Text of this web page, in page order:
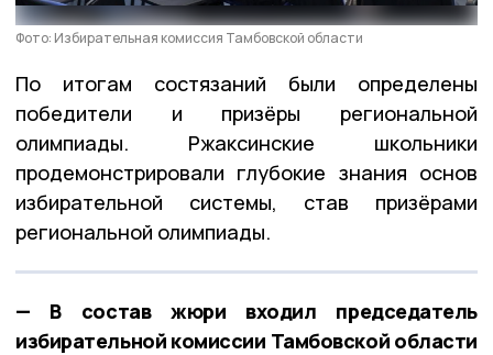
Фото: Избирательная комиссия Тамбовской области
По итогам состязаний были определены
победители и призёры региональной
олимпиады. Ржаксинские школьники
продемонстрировали глубокие знания основ
избирательной системы, став призёрами
региональной олимпиады.
— В состав жюри входил председатель
избирательной комиссии Тамбовской области